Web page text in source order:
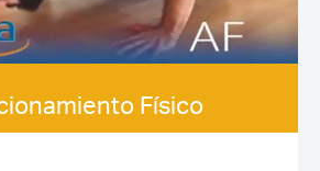
Físico